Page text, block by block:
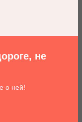
не
о ней!